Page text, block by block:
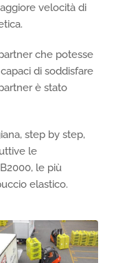
velocità di
che potesse
di soddisfare
è stato
step by step,
le
le più
elastico.